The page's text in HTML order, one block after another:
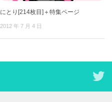
にとり[214枚目]＋特集ページ
2012 年 7 月 4 日